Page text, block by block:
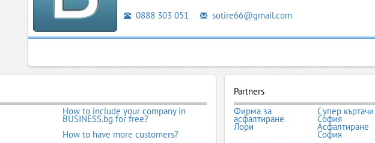
0888 303 051 sotire66@gmail.com
How to include your company in
BUSINESS.bg for free?
How to have more customers?
Partners
Фирма за
асфалтиране
Лори
Супер къртачи
София
Асфалтиране
София